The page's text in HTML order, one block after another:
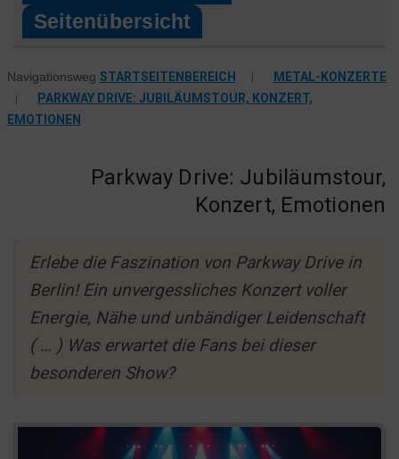
Seitenübersicht
Navigationsweg STARTSEITENBEREICH |
METAL-KONZERTE
|
PARKWAY DRIVE: JUBILÄUMSTOUR, KONZERT,
EMOTIONEN
Parkway Drive: Jubiläumstour,
Konzert, Emotionen
Erlebe die Faszination von Parkway Drive in
Berlin! Ein unvergessliches Konzert voller
Energie, Nähe und unbändiger Leidenschaft
( … ) Was erwartet die Fans bei dieser
besonderen Show?